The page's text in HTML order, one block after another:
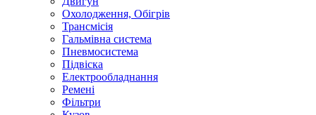
Охолодження, Обігрів
Трансмісія
Гальмівна система
Пневмосистема
Підвіска
Електрообладнання
Ремені
Фільтри